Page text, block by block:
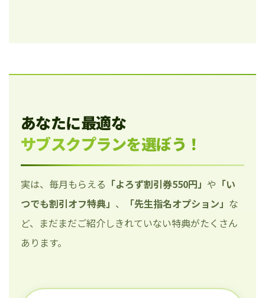
あなたに最適な
サブスクプランを選ぼう！
実は、毎月もらえる 「よろず割引券550円」 や 「い
つでも割引オフ特典」 、 「先生指名オプション」 な
ど、まだまだご紹介しきれていない特典がたくさん
あります。